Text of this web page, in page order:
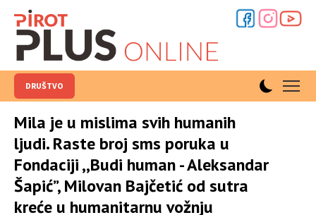
DRUŠTVO
Mila je u mislima svih humanih
ljudi. Raste broj sms poruka u
Fondaciji ,,Budi human - Aleksandar
Šapić”, Milovan Bajčetić od sutra
kreće u humanitarnu vožnju